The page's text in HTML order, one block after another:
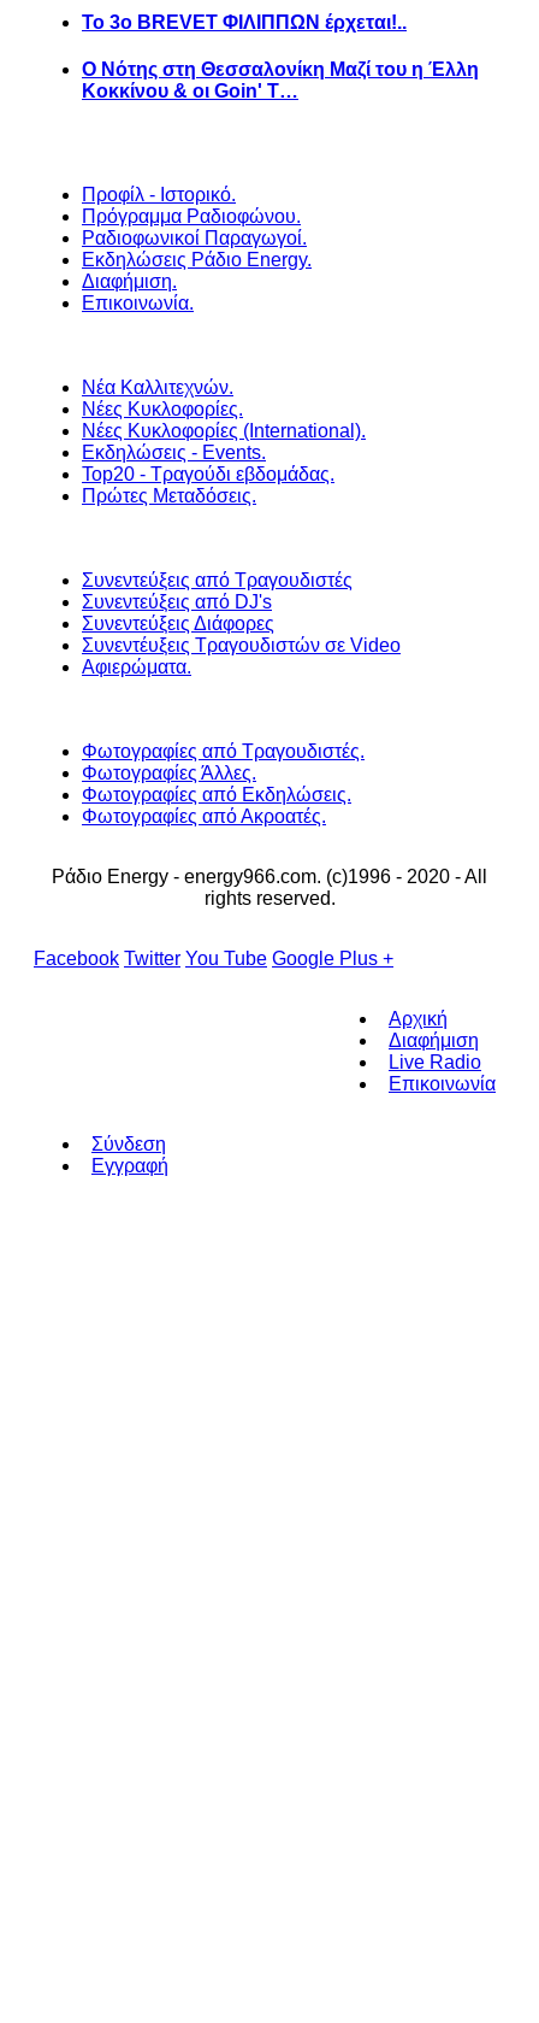
Το 3ο BREVET ΦΙΛΙΠΠΩΝ έρχεται!..
Ο Νότης στη Θεσσαλονίκη Μαζί του η Έλλη
Κοκκίνου & οι Goin' T…
Προφίλ - Ιστορικό.
Πρόγραμμα Ραδιοφώνου.
Ραδιοφωνικοί Παραγωγοί.
Εκδηλώσεις Ράδιο Energy.
Διαφήμιση.
Επικοινωνία.
Νέα Καλλιτεχνών.
Νέες Κυκλοφορίες.
Νέες Κυκλοφορίες (International).
Εκδηλώσεις - Events.
Top20 - Τραγούδι εβδομάδας.
Πρώτες Μεταδόσεις.
Συνεντεύξεις από Τραγουδιστές
Συνεντεύξεις από DJ's
Συνεντεύξεις Διάφορες
Συνεντέυξεις Τραγουδιστών σε Video
Αφιερώματα.
Φωτογραφίες από Τραγουδιστές.
Φωτογραφίες Άλλες.
Φωτογραφίες από Εκδηλώσεις.
Φωτογραφίες από Ακροατές.
Ράδιο Energy - energy966.com. (c)1996 - 2020 - All
rights reserved.
Facebook Twitter You Tube Google Plus +
Αρχική
Διαφήμιση
Live Radio
Επικοινωνία
Σύνδεση
Εγγραφή